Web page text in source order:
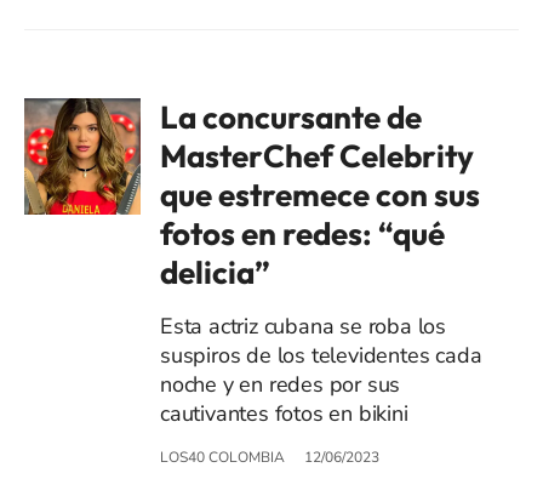
La concursante de
MasterChef Celebrity
que estremece con sus
fotos en redes: “qué
delicia”
Esta actriz cubana se roba los
suspiros de los televidentes cada
noche y en redes por sus
cautivantes fotos en bikini
LOS40 COLOMBIA 12/06/2023